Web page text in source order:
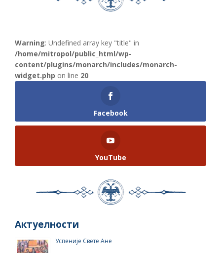
Warning: Undefined array key "title" in
/home/mitropol/public_html/wp-
content/plugins/monarch/includes/monarch-
widget.php on line 20
Facebook
YouTube
Актуелности
Успеније Свете Ане